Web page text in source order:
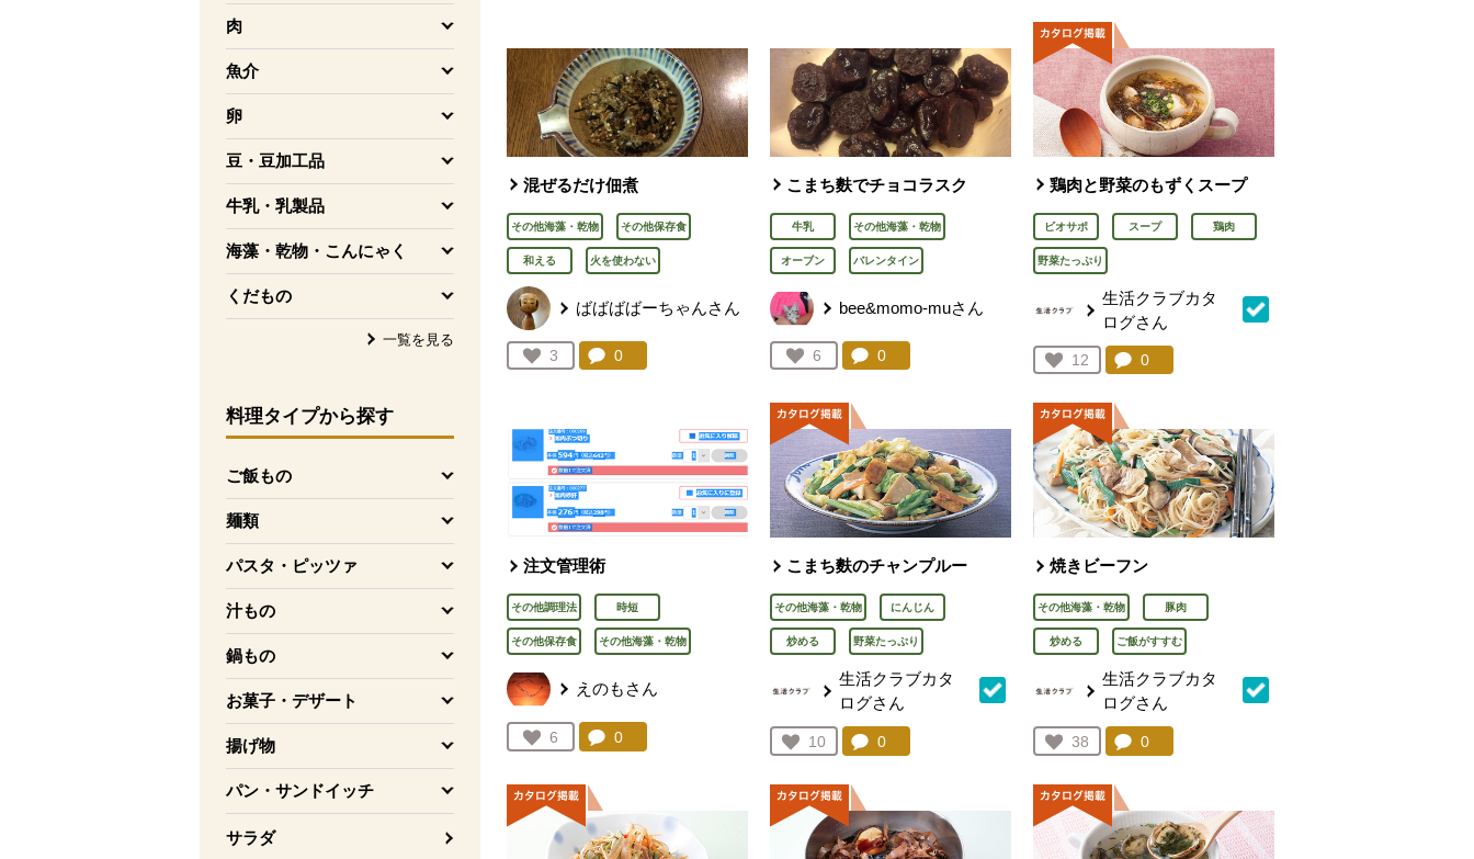
肉
を開く
魚介
を開く
卵
を開く
豆・豆加工品
を開く
牛乳・乳製品
を開く
海藻・乾物・こんにゃく
を開く
くだもの
を開く
一覧を見る
料理タイプから探す
ご飯もの
を開く
麺類
を開く
パスタ・ピッツァ
を開く
汁もの
を開く
鍋もの
を開く
お菓子・デザート
を開く
揚げ物
を開く
パン・サンドイッチ
を開く
サラダ
混ぜるだけ佃煮
その他海藻・乾物 その他保存食
和える 火を使わない
ばばばばーちゃんさん
お気に入り登録：
3
人が登録
コメント：
0
こまち麩でチョコラスク
牛乳 その他海藻・乾物
オーブン バレンタイン
bee&momo-muさん
お気に入り登録：
6
人が登録
コメント：
0件。コメントを見る。
鶏肉と野菜のもずくスープ
ビオサポ スープ 鶏肉
野菜たっぷり
生活クラブカタ
ログさん
お気に入り登録：
12
人が登録
コメント：
0件。コメントを見る。
注文管理術
その他調理法 時短
その他保存食 その他海藻・乾物
えのもさん
お気に入り登録：
6
人が登録
コメント：
0
こまち麩のチャンプルー
その他海藻・乾物 にんじん
炒める 野菜たっぷり
生活クラブカタ
ログさん
お気に入り登録：
10
人が登録
コメント：
0件。コメントを見る。
焼きビーフン
その他海藻・乾物 豚肉
炒める ご飯がすすむ
生活クラブカタ
ログさん
お気に入り登録：
38
人が登録
コメント：
0件。コメントを見る。